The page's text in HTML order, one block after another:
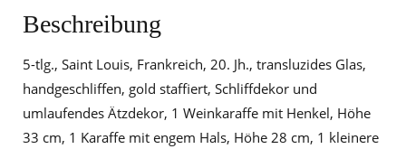
Beschreibung
5-tlg., Saint Louis, Frankreich, 20. Jh., transluzides Glas,
handgeschliffen, gold staffiert, Schliffdekor und
umlaufendes Ätzdekor, 1 Weinkaraffe mit Henkel, Höhe
33 cm, 1 Karaffe mit engem Hals, Höhe 28 cm, 1 kleinere